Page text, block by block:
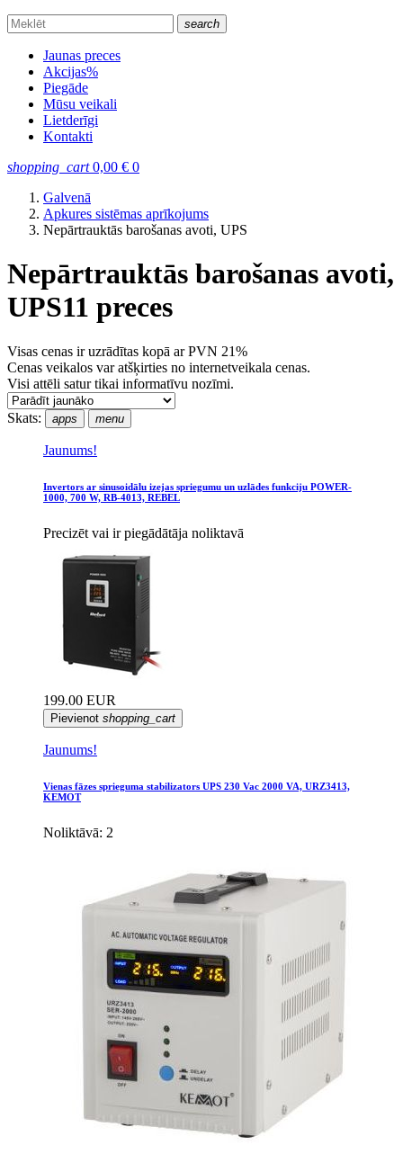
search
Jaunas preces
Akcijas%
Piegāde
Mūsu veikali
Lietderīgi
Kontakti
shopping_cart 0,00 € 0
Galvenā
Apkures sistēmas aprīkojums
Nepārtrauktās barošanas avoti, UPS
Nepārtrauktās barošanas avoti,
UPS11 preces
Visas cenas ir uzrādītas kopā ar PVN 21%
Cenas veikalos var atšķirties no internetveikala cenas.
Visi attēli satur tikai informatīvu nozīmi.
Skats: apps menu
Jaunums!
Invertors ar sinusoidālu izejas spriegumu un uzlādes funkciju POWER-
1000, 700 W, RB-4013, REBEL
Precizēt vai ir piegādātāja noliktavā
199.00 EUR
Pievienot shopping_cart
Jaunums!
Vienas fāzes sprieguma stabilizators UPS 230 Vac 2000 VA, URZ3413,
KEMOT
Noliktāvā: 2